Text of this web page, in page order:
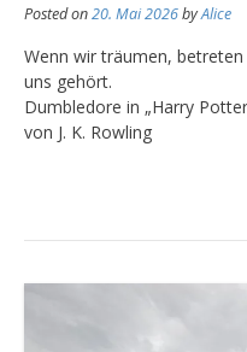
Posted on20. Mai 2026byAlice
Wenn wir träumen,
uns gehört.
Dumbledore in „Harry
von J. K. Rowling